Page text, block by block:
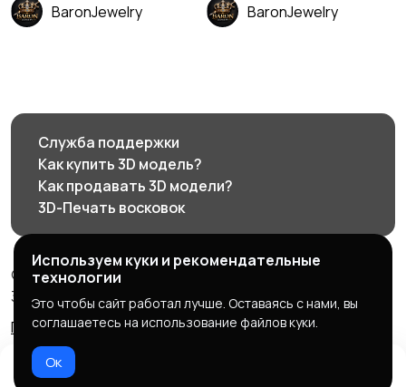
BaronJewelry BaronJewelry
Служба поддержки
Как купить 3D модель?
Как продавать 3D модели?
3D-Печать восковок
© 2026 3d585.ru - Маркетплейс ювелирного дизайна
3d585.ru
Правила сервиса
Политика конфиденциальности
Используем куки и рекомендательные
технологии
Это чтобы сайт работал лучше. Оставаясь с нами, вы
соглашаетесь на использование файлов куки.
Ок